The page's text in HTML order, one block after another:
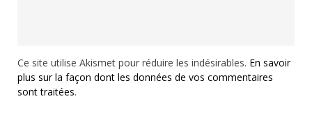
Ce site utilise Akismet pour réduire les indésirables. En savoir
plus sur la façon dont les données de vos commentaires
sont traitées.